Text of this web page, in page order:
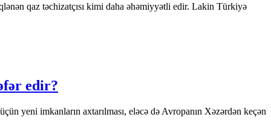
qaz təchizatçısı kimi daha əhəmiyyətli edir. Lakin Türkiyə
edir?
yeni imkanların axtarılması, eləcə də Avropanın Xəzərdən keçən